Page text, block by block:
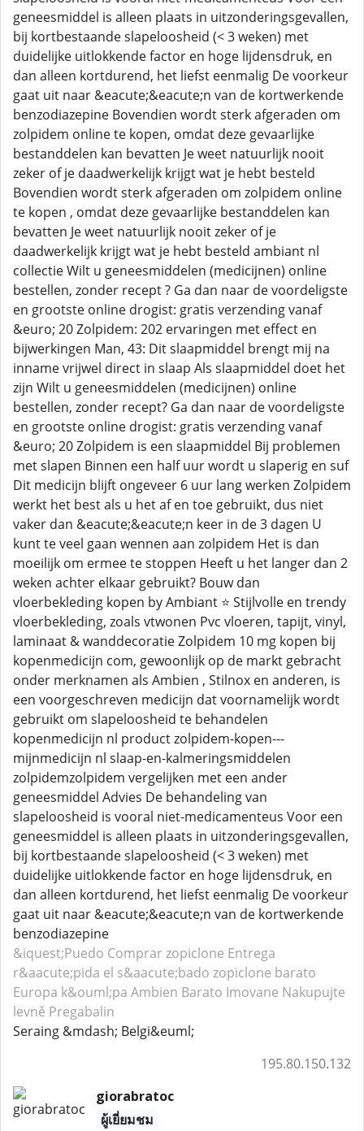
geneesmiddel is alleen plaats in uitzonderingsgevallen,
bij kortbestaande slapeloosheid (< 3 weken) met
duidelijke uitlokkende factor en hoge lijdensdruk, en
dan alleen kortdurend, het liefst eenmalig De voorkeur
gaat uit naar &eacute;&eacute;n van de kortwerkende
benzodiazepine Bovendien wordt sterk afgeraden om
zolpidem online te kopen, omdat deze gevaarlijke
bestanddelen kan bevatten Je weet natuurlijk nooit
zeker of je daadwerkelijk krijgt wat je hebt besteld
Bovendien wordt sterk afgeraden om zolpidem online
te kopen , omdat deze gevaarlijke bestanddelen kan
bevatten Je weet natuurlijk nooit zeker of je
daadwerkelijk krijgt wat je hebt besteld ambiant nl
collectie Wilt u geneesmiddelen (medicijnen) online
bestellen, zonder recept ? Ga dan naar de voordeligste
en grootste online drogist: gratis verzending vanaf
&euro; 20 Zolpidem: 202 ervaringen met effect en
bijwerkingen Man, 43: Dit slaapmiddel brengt mij na
inname vrijwel direct in slaap Als slaapmiddel doet het
zijn Wilt u geneesmiddelen (medicijnen) online
bestellen, zonder recept? Ga dan naar de voordeligste
en grootste online drogist: gratis verzending vanaf
&euro; 20 Zolpidem is een slaapmiddel Bij problemen
met slapen Binnen een half uur wordt u slaperig en suf
Dit medicijn blijft ongeveer 6 uur lang werken Zolpidem
werkt het best als u het af en toe gebruikt, dus niet
vaker dan &eacute;&eacute;n keer in de 3 dagen U
kunt te veel gaan wennen aan zolpidem Het is dan
moeilijk om ermee te stoppen Heeft u het langer dan 2
weken achter elkaar gebruikt? Bouw dan
vloerbekleding kopen by Ambiant ⭐ Stijlvolle en trendy
vloerbekleding, zoals vtwonen Pvc vloeren, tapijt, vinyl,
laminaat & wanddecoratie Zolpidem 10 mg kopen bij
kopenmedicijn com, gewoonlijk op de markt gebracht
onder merknamen als Ambien , Stilnox en anderen, is
een voorgeschreven medicijn dat voornamelijk wordt
gebruikt om slapeloosheid te behandelen
kopenmedicijn nl product zolpidem-kopen---
mijnmedicijn nl slaap-en-kalmeringsmiddelen
zolpidemzolpidem vergelijken met een ander
geneesmiddel Advies De behandeling van
slapeloosheid is vooral niet-medicamenteus Voor een
geneesmiddel is alleen plaats in uitzonderingsgevallen,
bij kortbestaande slapeloosheid (< 3 weken) met
duidelijke uitlokkende factor en hoge lijdensdruk, en
dan alleen kortdurend, het liefst eenmalig De voorkeur
gaat uit naar &eacute;&eacute;n van de kortwerkende
benzodiazepine
&iquest;Puedo Comprar zopiclone Entrega
r&aacute;pida el s&aacute;bado zopiclone barato
Europa k&ouml;pa Ambien Barato Imovane Nakupujte
levně Pregabalin
Seraing &mdash; Belgi&euml;
195.80.150.132
giorabratoc
ผู้เยี่ยมชม